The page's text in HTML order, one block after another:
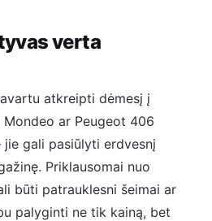
verta
atkreipti dėmesį į
ar Peugeot 406
jie gali pasiūlyti erdvesnį
Priklausomai nuo
būti patrauklesni šeimai ar
palyginti ne tik kainą, bet